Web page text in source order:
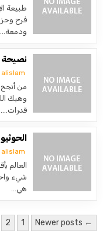
طبيعة
فرح
نصيحة
alislam
من أنجح
وهبك
alislam
العالم
شيء
هي…
تعدد صفحات
← Newer posts
1
2